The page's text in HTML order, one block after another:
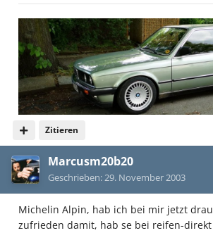
Zitieren
Marcusm20b20
Geschrieben:29. November 2003
Michelin Alpin, hab ich bei mir jetzt
zufrieden damit, hab se bei reifen-